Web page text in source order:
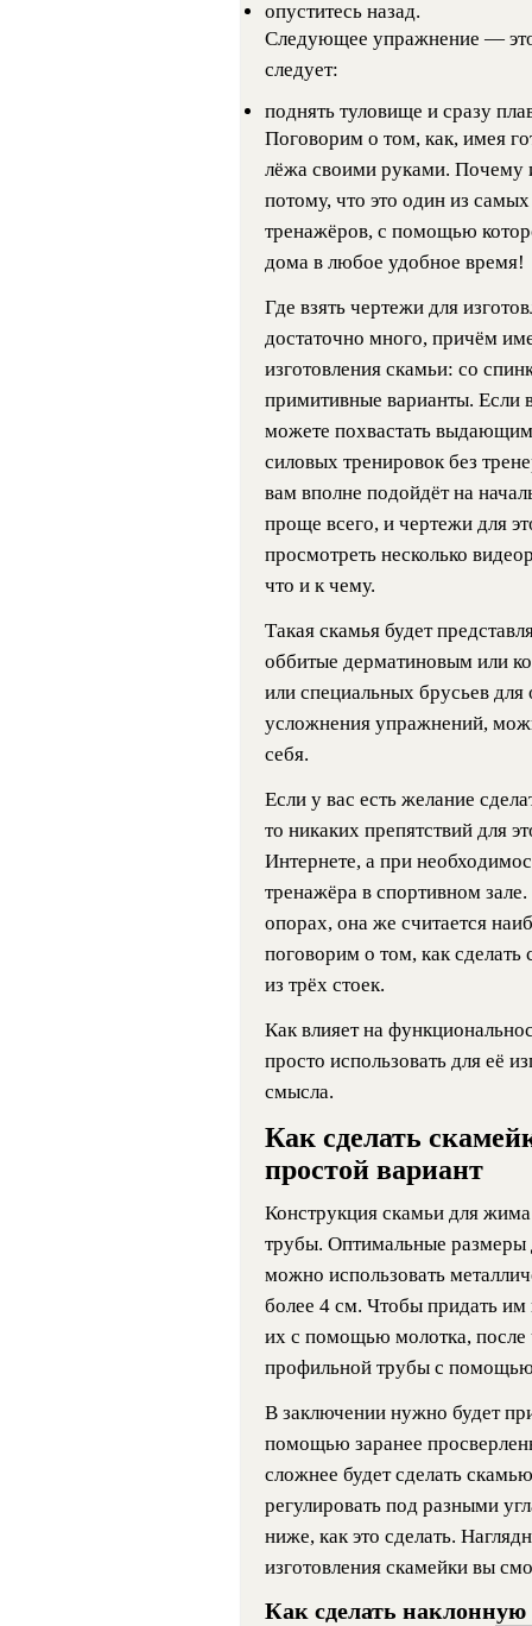
опуститесь назад.
Следующее упражнение —
следует:
поднять туловище и сразу
Поговорим о том, как, имея
лёжа своими руками. Почему
потому, что это один из
тренажёров, с помощью
дома в любое удобное время!
Где взять чертежи для
достаточно много, причём
изготовления скамьи: со
примитивные варианты.
можете похвастать
силовых тренировок без
вам вполне подойдёт на
проще всего, и чертежи для
просмотреть несколько
что и к чему.
Такая скамья будет
оббитые дерматиновым или
или специальных брусьев
усложнения упражнений,
себя.
Если у вас есть желание
то никаких препятствий для
Интернете, а при
тренажёра в спортивном
опорах, она же считается
поговорим о том, как
из трёх стоек.
Как влияет на
просто использовать для её
смысла.
Как сделать
простой вариант
Конструкция скамьи для
трубы. Оптимальные размеры
можно использовать
более 4 см. Чтобы придать
их с помощью молотка, после
профильной трубы с помощью
В заключении нужно будет
помощью заранее
сложнее будет сделать
регулировать под разными
ниже, как это сделать.
изготовления скамейки вы
Как сделать